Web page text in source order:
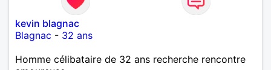
kevin blagnac
Blagnac - 32 ans
Homme célibataire de 32 ans recherche rencontre